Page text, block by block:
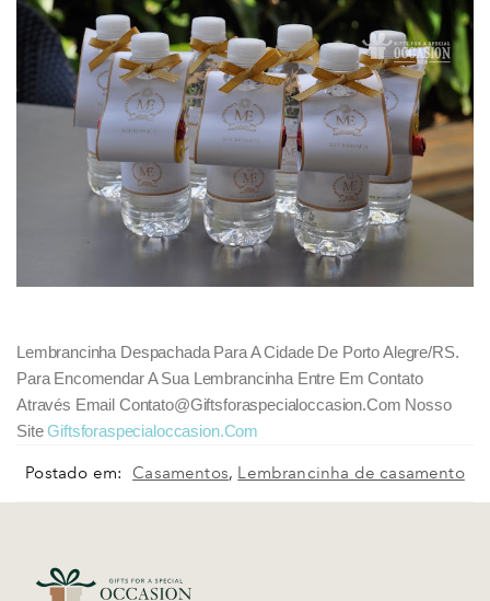
Lembrancinha Despachada Para A Cidade De Porto Alegre/RS.
Para Encomendar A Sua Lembrancinha Entre Em Contato
Através Email Contato@giftsforaspecialoccasion.com Nosso
SiteGiftsforaspecialoccasion.com
Postado em: Casamentos, Lembrancinha de casamento